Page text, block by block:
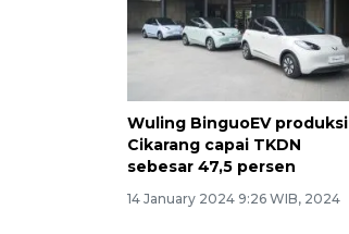
Wuling BinguoEV produksi
Cikarang capai TKDN
sebesar 47,5 persen
14 January 2024 9:26 WIB, 2024